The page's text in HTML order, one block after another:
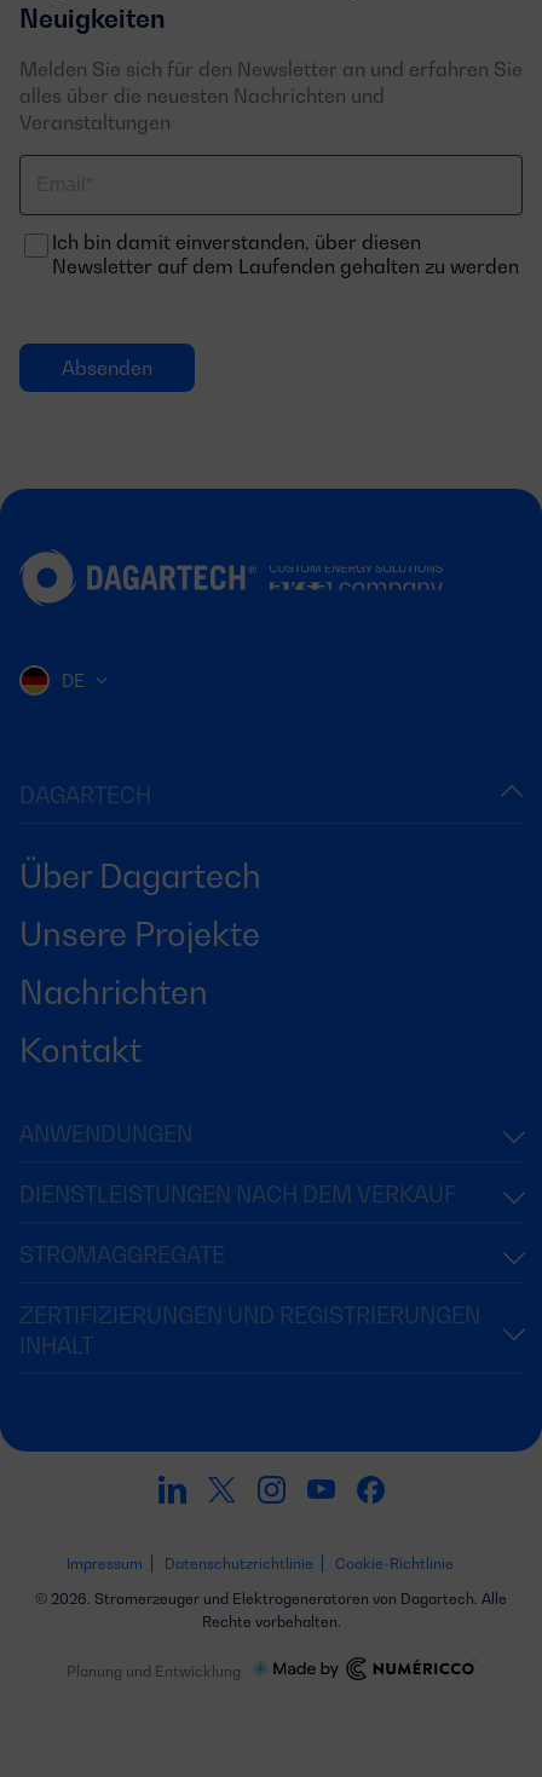
Neuigkeiten
Melden Sie sich für den Newsletter an und erfahren Sie
alles über die neuesten Nachrichten und
Veranstaltungen
Ich bin damit einverstanden, über diesen
Newsletter auf dem Laufenden gehalten zu werden
DAGARTECH
Über Dagartech
Unsere Projekte
Nachrichten
Kontakt
DE
ANWENDUNGEN
DIENSTLEISTUNGEN NACH DEM VERKAUF
STROMAGGREGATE
ZERTIFIZIERUNGEN UND REGISTRIERUNGEN
INHALT
Impressum Datenschutzrichtlinie
Cookie-Richtlinie
© 2026. Stromerzeuger und Elektrogeneratoren von Dagartech. Alle
Rechte vorbehalten.
Planung und Entwicklung